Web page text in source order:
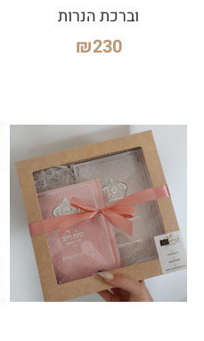
וברכת הנרות
₪230